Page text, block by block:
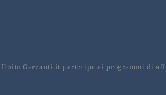
Il sito Garzanti.it partecipa ai programmi di